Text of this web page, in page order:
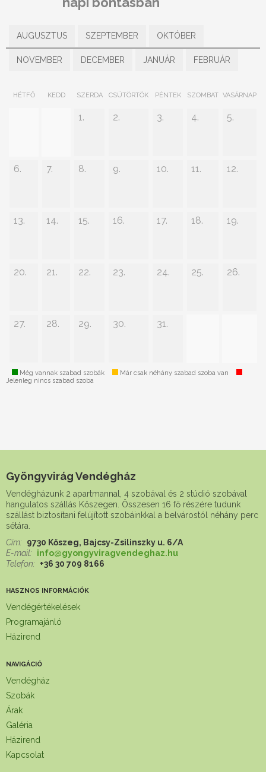
AUGUSZTUS SZEPTEMBER OKTÓBER
NOVEMBER DECEMBER JANUÁR FEBRUÁR
HÉTFŐ KEDD SZERDA CSÜTÖRTÖK PÉNTEK SZOMBAT VASÁRNAP
1. 2. 3. 4. 5.
6. 7. 8. 9. 10. 11. 12.
13. 14. 15. 16. 17. 18. 19.
20. 21. 22. 23. 24. 25. 26.
27. 28. 29. 30. 31.
Még vannak szabad szobák
Már csak néhány szabad szoba van
Jelenleg nincs szabad szoba
Gyöngyvirág Vendégház
Vendégházunk 2 apartmannal, 4 szobával és 2 stúdió szobával
hangulatos szállás Kőszegen. Összesen 16 fő részére tudunk
szállást biztosítani felújított szobáinkkal a belvárostól néhány perc
sétára.
Cím:
9730 Kőszeg, Bajcsy-Zsilinszky u. 6/A
E-mail:
info@gyongyviragvendeghaz.hu
Telefon:
+36 30 709 8166
HASZNOS INFORMÁCIÓK
Vendégértékelések
Programajánló
Házirend
NAVIGÁCIÓ
Vendégház
Szobák
Árak
Galéria
Házirend
Kapcsolat